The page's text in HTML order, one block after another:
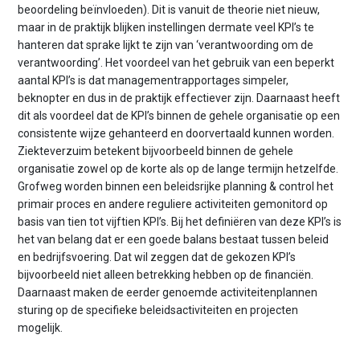
beoordeling beïnvloeden). Dit is vanuit de theorie niet nieuw,
maar in de praktijk blijken instellingen dermate veel KPI’s te
hanteren dat sprake lijkt te zijn van ‘verantwoording om de
verantwoording’. Het voordeel van het gebruik van een beperkt
aantal KPI’s is dat managementrapportages simpeler,
beknopter en dus in de praktijk effectiever zijn. Daarnaast heeft
dit als voordeel dat de KPI’s binnen de gehele organisatie op een
consistente wijze gehanteerd en doorvertaald kunnen worden.
Ziekteverzuim betekent bijvoorbeeld binnen de gehele
organisatie zowel op de korte als op de lange termijn hetzelfde.
Grofweg worden binnen een beleidsrijke planning & control het
primair proces en andere reguliere activiteiten gemonitord op
basis van tien tot vijftien KPI’s. Bij het definiëren van deze KPI’s is
het van belang dat er een goede balans bestaat tussen beleid
en bedrijfsvoering. Dat wil zeggen dat de gekozen KPI’s
bijvoorbeeld niet alleen betrekking hebben op de financiën.
Daarnaast maken de eerder genoemde activiteitenplannen
sturing op de specifieke beleidsactiviteiten en projecten
mogelijk.